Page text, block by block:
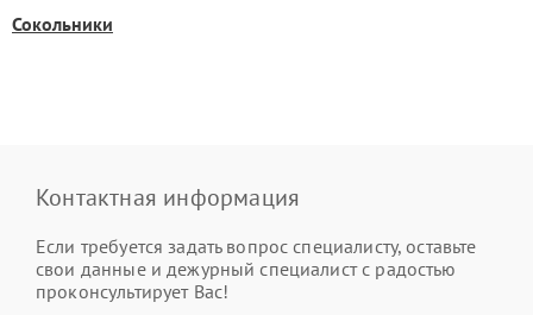
Сокольники
Контактная информация
Если требуется задать вопрос специалисту, оставьте
свои данные и дежурный специалист с радостью
проконсультирует Вас!